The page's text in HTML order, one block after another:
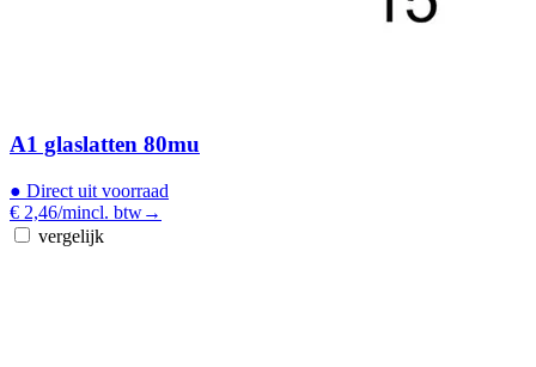
A1 glaslatten 80mu
● Direct uit voorraad
€ 2,46/mincl. btw→
vergelijk